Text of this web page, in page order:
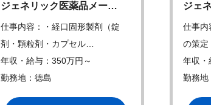
ジェネリック医薬品メー…
仕事内容：・経口固形製剤（錠
剤・顆粒剤・カプセル…
年収・給与：350万円～
勤務地：徳島
ジェ
仕事
の策定
年収・
勤務地